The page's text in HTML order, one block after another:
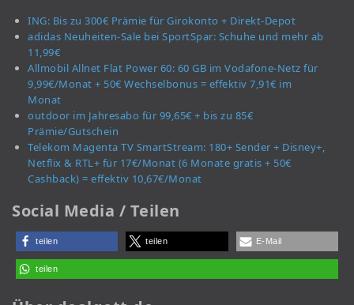
ING: Bis zu 300€ Prämie für Girokonto + Direkt-Depot
adidas Neuheiten-Sale bei SportSpar: Schuhe und mehr ab
11,99€
Allmobil Allnet Flat Power 60: 60 GB im Vodafone-Netz für
9,99€/Monat + 50€ Wechselbonus = effektiv 7,91€ im
Monat
outdoor im Jahresabo für 99,65€ + bis zu 85€
Prämie/Gutschein
Telekom Magenta TV SmartStream: 180+ Sender + Disney+,
Netflix & RTL+ für 17€/Monat (6 Monate gratis + 50€
Cashback) = effektiv 10,67€/Monat
Social Media / Teilen
teilen teilen E-Mail
teilen